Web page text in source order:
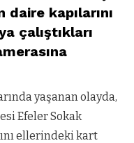
kapılarını
çalıştıkları
yaşanan olayda,
Efeler Sokak
ellerindeki kart